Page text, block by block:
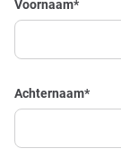
Voornaam*
Achternaam*